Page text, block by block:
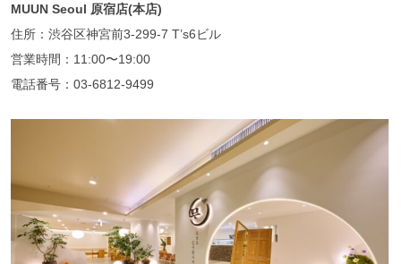
MUUN Seoul 原宿店(本店)
住所：渋谷区神宮前3-299-7 T’s6ビル
営業時間：11:00〜19:00
電話番号：03-6812-9499